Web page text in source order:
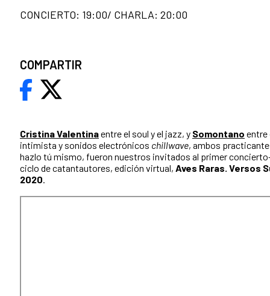
Cristina Valentinaentre el soul y el jazz, y Somontano entre
intimista y sonidos electrónicos chillwave, ambos
hazlo tú mismo, fueron nuestros invitados al primer
ciclo de catantautores, edición virtual, Aves Raras. Versos
2020
CONCIERTO: 19:00/ CHARLA: 20:00
COMPARTIR